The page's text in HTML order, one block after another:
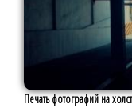
Печать фотографий на